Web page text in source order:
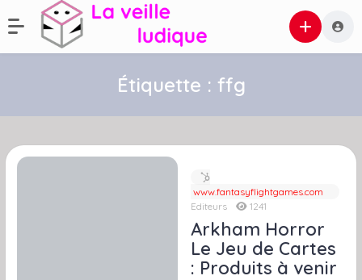
Étiquette : ffg
www.fantasyflightgames.com
Editeurs
1241
Arkham Horror
Le Jeu de Cartes
: Produits à venir